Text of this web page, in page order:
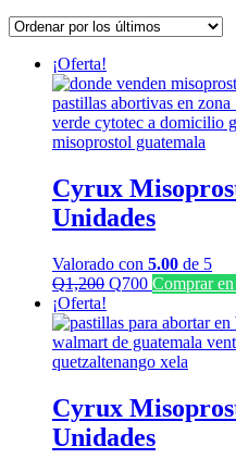
los
¡Oferta!
Cyrux
Unidades
Valorado con 5.00 de 5
Q1,200 El
original
era:
Q1,200.
Q700El
actual
es:
Q700.
Comprar
¡Oferta!
Cyrux
Unidades